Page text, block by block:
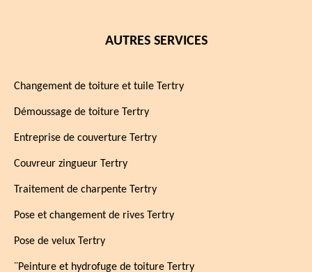
AUTRES SERVICES
Changement de toiture et tuile Tertry
Démoussage de toiture Tertry
Entreprise de couverture Tertry
Couvreur zingueur Tertry
Traitement de charpente Tertry
Pose et changement de rives Tertry
Pose de velux Tertry
¨Peinture et hydrofuge de toiture Tertry